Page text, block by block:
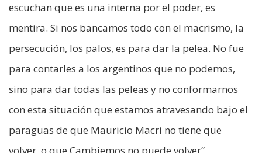
escuchan que es una interna por el poder, es
mentira. Si nos bancamos todo con el macrismo, la
persecución, los palos, es para dar la pelea. No fue
para contarles a los argentinos que no podemos,
sino para dar todas las peleas y no conformarnos
con esta situación que estamos atravesando bajo el
paraguas de que Mauricio Macri no tiene que